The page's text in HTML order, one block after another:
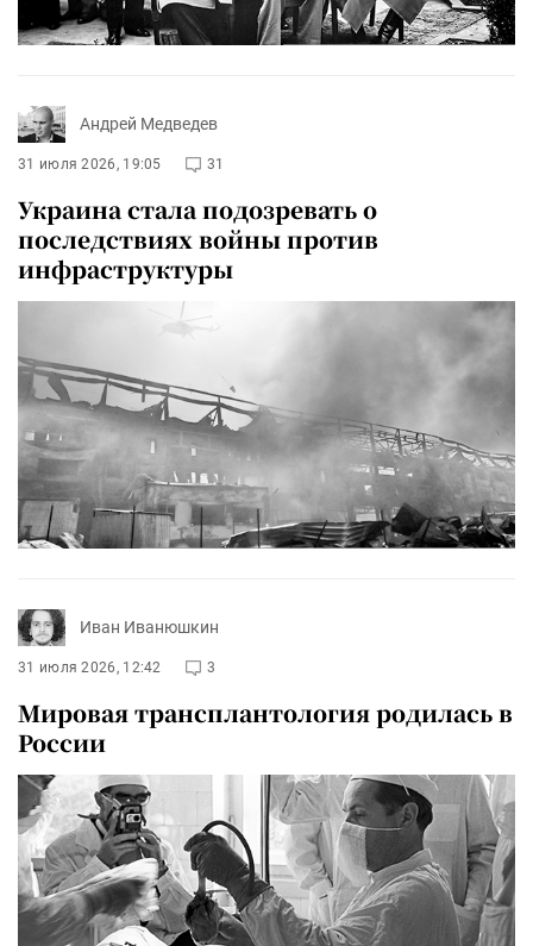
Андрей Медведев
31 июля 2026, 19:05 31
Украина стала подозревать о
последствиях войны против
инфраструктуры
Иван Иванюшкин
31 июля 2026, 12:42 3
Мировая трансплантология родилась в
России